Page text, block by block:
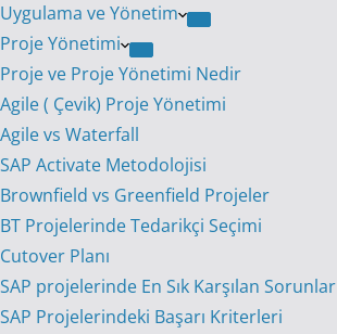
Uygulama ve Yönetim
Proje Yönetimi
Proje ve Proje Yönetimi Nedir
Agile ( Çevik) Proje Yönetimi
Agile vs Waterfall
SAP Activate Metodolojisi
Brownfield vs Greenfield Projeler
BT Projelerinde Tedarikçi Seçimi
Cutover Planı
SAP projelerinde En Sık Karşılan Sorunlar
SAP Projelerindeki Başarı Kriterleri